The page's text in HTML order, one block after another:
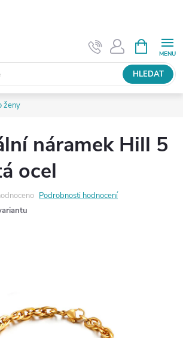
HLEDAT
NÁKUPNÍ
KOŠÍK
ženy
náramek Hill 5
ocel
Podrobnosti hodnocení